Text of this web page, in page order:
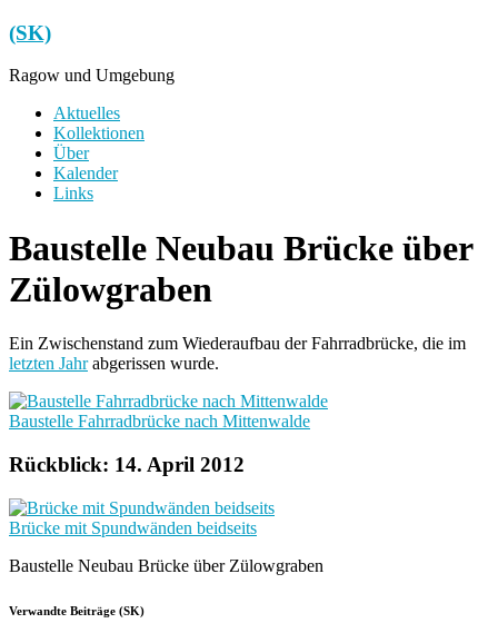
Zum
Inhalt
springen
(SK)
Ragow und Umgebung
Menü
Aktuelles
Kollektionen
Über
Kalender
Links
Baustelle Neubau Brücke über
Zülowgraben
Ein Zwischenstand zum Wiederaufbau der Fahrradbrücke, die im
letzten Jahrabgerissen wurde.
Baustelle Fahrradbrücke nach Mittenwalde
Rückblick: 14. April 2012
Brücke mit Spundwänden beidseits
Baustelle Neubau Brücke über Zülowgraben
Verwandte Beiträge (SK)